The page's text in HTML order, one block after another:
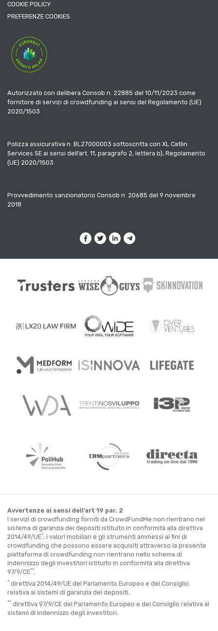
COOKIE POLICY
PREFERENZE COOKIES
Autorizzato con delibera Consob n. 22885 del 10/11/2023 come
fornitore di servizi di crowdfunding ai sensi del Regolamento (UE)
2020/1503
Polizza assicurativa n. BL27000003 sottoscritta con XL Catlin
Services SE ai sensi dell’art. 11, paragrafo 2, lettera b), Regolamento
(UE) 2020/1503
Provvedimento sanzionatorio Consob n. 20685 del 9 novembre
2018
Avvertenze ai sensi dell’art 19 par. 2
I servizi di crowdfunding forniti da CrowdFundMe non rientrano nel
sistema di garanzia dei depositi istituito in conformità alla direttiva
2014/49/UE*; i valori mobiliari e gli strumenti ammessi ai fini di
crowdfunding che possono essere acquisiti attraverso la presente
piattaforma di crowdfunding non rientrano nello schema di
indennizzo degli investitori istituito in conformità alla direttiva
97/9/CE**
* direttiva 2014/49/UE del Parlamento Europeo e del Consiglio
relativa ai sistemi di garanzia dei depositi.
** direttiva 97/9/CE del Parlamento Europeo e del Consiglio relativa ai
sistemi di indennizzo degli investitori.